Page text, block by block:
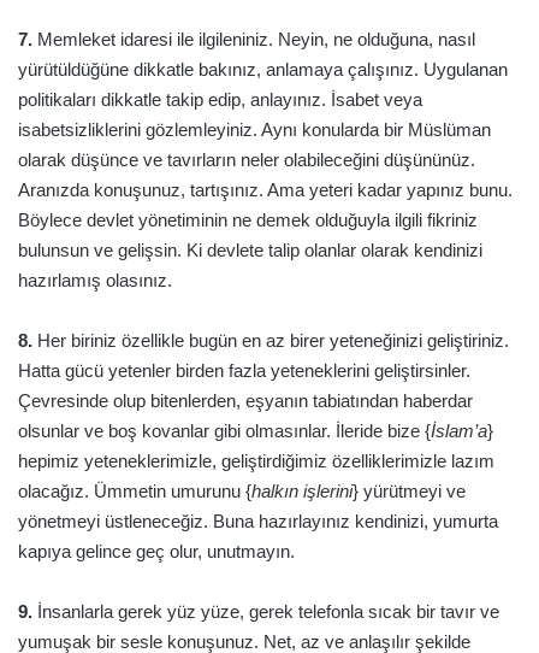
7. Memleket idaresi ile ilgileniniz. Neyin, ne olduğuna, nasıl
yürütüldüğüne dikkatle bakınız, anlamaya çalışınız. Uygulanan
politikaları dikkatle takip edip, anlayınız. İsabet veya
isabetsizliklerini gözlemleyiniz. Aynı konularda bir Müslüman
olarak düşünce ve tavırların neler olabileceğini düşününüz.
Aranızda konuşunuz, tartışınız. Ama yeteri kadar yapınız bunu.
Böylece devlet yönetiminin ne demek olduğuyla ilgili fikriniz
bulunsun ve gelişsin. Ki devlete talip olanlar olarak kendinizi
hazırlamış olasınız.
8. Her biriniz özellikle bugün en az birer yeteneğinizi geliştiriniz.
Hatta gücü yetenler birden fazla yeteneklerini geliştirsinler.
Çevresinde olup bitenlerden, eşyanın tabiatından haberdar
olsunlar ve boş kovanlar gibi olmasınlar. İleride bize {İslam’a}
hepimiz yeteneklerimizle, geliştirdiğimiz özelliklerimizle lazım
olacağız. Ümmetin umurunu {halkın işlerini} yürütmeyi ve
yönetmeyi üstleneceğiz. Buna hazırlayınız kendinizi, yumurta
kapıya gelince geç olur, unutmayın.
9. İnsanlarla gerek yüz yüze, gerek telefonla sıcak bir tavır ve
yumuşak bir sesle konuşunuz. Net, az ve anlaşılır şekilde